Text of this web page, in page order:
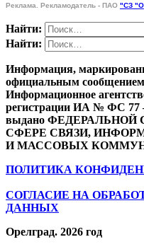
Реклама. Рекламодатель - ПАО "СЗ
Найти:
Найти:
Информация,
официальным
Информационное
регистрации ИА № ФС 77 –
выдано
СФЕРЕ СВЯЗИ,
И МАССОВЫХ
ПОЛИТИКА
СОГЛАСИЕ НА
ДАННЫХ
Орелград. 2026 год